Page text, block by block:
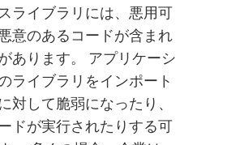
ライブラリには、悪用可
意のあるコードが含まれ
あります。 アプリケーシ
ライブラリをインポート
対して脆弱になったり、
ドが実行されたりする可